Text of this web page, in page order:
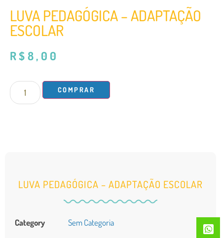
LUVA PEDAGÓGICA – ADAPTAÇÃO
ESCOLAR
R$ 8,00
COMPRAR
LUVA PEDAGÓGICA – ADAPTAÇÃO ESCOLAR
Category Sem Categoria